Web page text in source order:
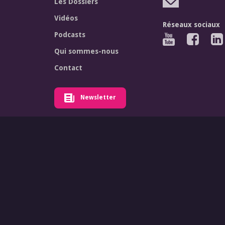
Vidéos
Podcasts
Qui sommes-nous
Contact
Newsletter
Réseaux sociaux